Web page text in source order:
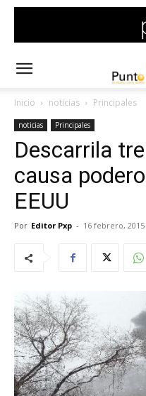
Inicio noticias Principales
noticias Principales
Descarrila
causa
EEUU
Por Editor Pxp - 16 febrero, 2015